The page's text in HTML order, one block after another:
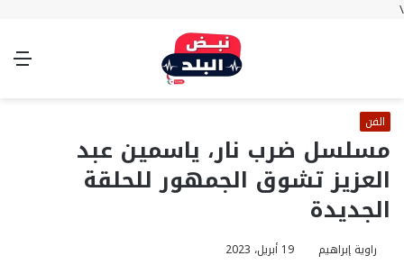
\
الوضع
الفن
مسلسل ضرب نار، ياسمين عبد
العزيز تشوق الجمهور للحلقة
الجديدة
راوية إبراهيم
19 أبريل، 2023